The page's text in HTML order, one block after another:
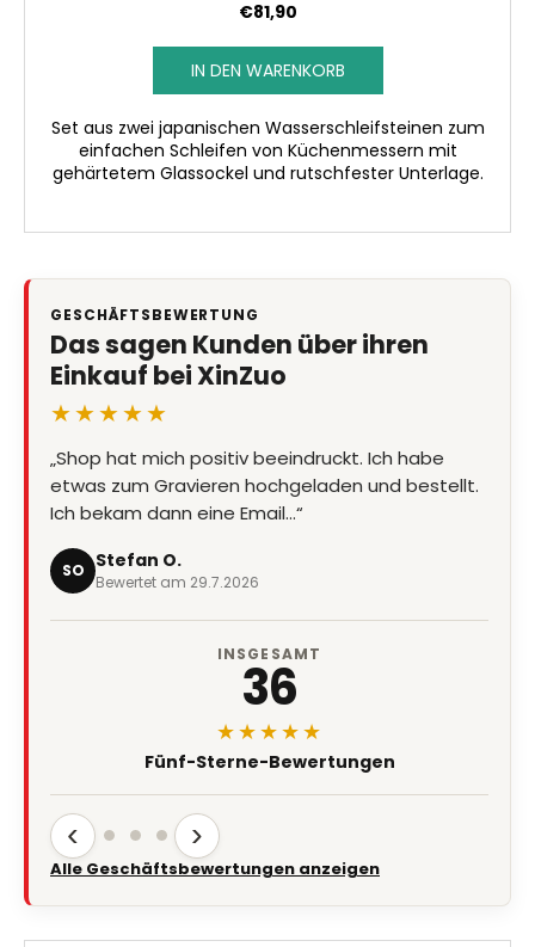
€81,90
IN DEN WARENKORB
Set aus zwei japanischen Wasserschleifsteinen zum
einfachen Schleifen von Küchenmessern mit
gehärtetem Glassockel und rutschfester Unterlage.
GESCHÄFTSBEWERTUNG
Das sagen Kunden über ihren
Einkauf bei XinZuo
★★★★★
„Shop hat mich positiv beeindruckt. Ich habe
etwas zum Gravieren hochgeladen und bestellt.
Ich bekam dann eine Email…“
SO Stefan O.
Bewertet am 29.7.2026
INSGESAMT
36
★★★★★
Fünf-Sterne-Bewertungen
‹ ›
Alle Geschäftsbewertungen anzeigen